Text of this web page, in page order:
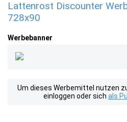
Lattenrost Discounter
728x90
Werbebanner
Um dieses Werbemittel nutzen
einloggen oder sich als